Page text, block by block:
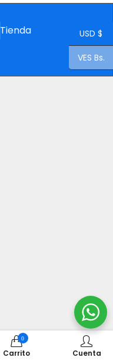
Tienda
0
Carrito Cuenta
USD $
VES Bs.